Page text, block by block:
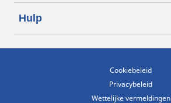
Hulp
Cookiebeleid
Privacybeleid
Wettelijke vermeldingen